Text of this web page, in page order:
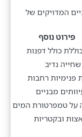
המדויקים של
פירוט נוסף
כולל דפנות
נדיב
רחבות
מבניים
טמפרטורת המים
ובקטריות